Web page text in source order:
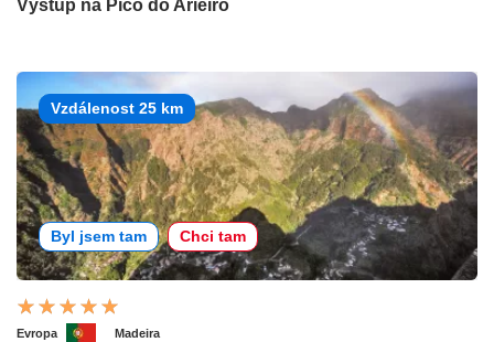
Výstup na Pico do Arieiro
Vzdálenost 25 km
Byl jsem tam Chci tam
Evropa Madeira